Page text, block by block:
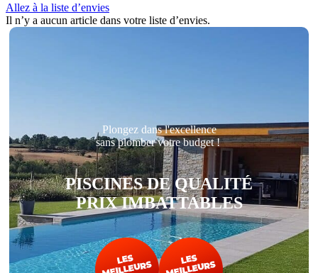
Allez à la liste d’envies
Il n’y a aucun article dans votre liste d’envies.
Plongez dans l'excellence
sans plomber votre budget !
PISCINES DE QUALITÉ
PRIX IMBATTABLES